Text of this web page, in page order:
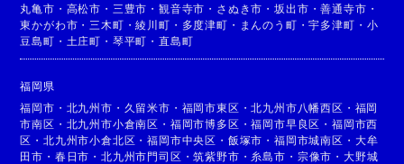
丸亀市 ・ 高松市 ・ 三豊市 ・観音寺市 ・ さぬき市 ・坂出市 ・善通寺市 ・
東かがわ市 ・ 三木町 ・綾川町 ・ 多度津町 ・ まんのう町 ・宇多津町 ・ 小
豆島町 ・ 土庄町 ・ 琴平町 ・直島町
福岡県
福岡市 ・ 北九州市 ・ 久留米市 ・ 福岡市東区 ・北九州市八幡西区 ・ 福岡
市南区 ・ 北九州市小倉南区 ・ 福岡市博多区 ・福岡市早良区 ・福岡市西
区 ・北九州市小倉北区 ・福岡市中央区 ・ 飯塚市 ・福岡市城南区 ・ 大牟
田市 ・ 春日市 ・北九州市門司区 ・筑紫野市 ・ 糸島市 ・ 宗像市 ・ 大野城